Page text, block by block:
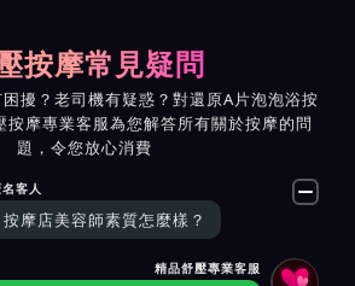
按摩常見疑問
擾？老司機有疑惑？對還原A片泡泡浴按
按摩專業客服為您解答所有關於按摩的問
題，令您放心消費
客人
按摩店美容師素質怎麼樣？
精品舒壓專業客服